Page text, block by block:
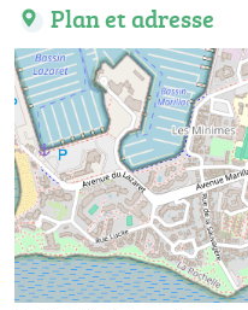
Plan et adresse